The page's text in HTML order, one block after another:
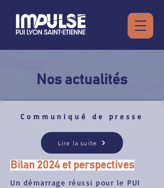
Nos actualités
Communiqué de presse
Lire la suite
Bilan 2024 et perspectives
Un démarrage réussi pour le PUI